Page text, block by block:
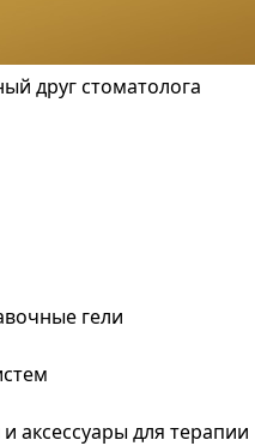
друг стоматолога
гели
аксессуары для терапии